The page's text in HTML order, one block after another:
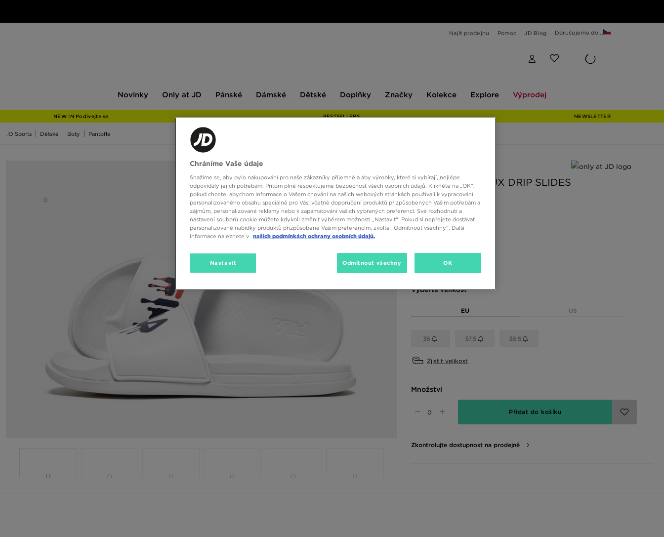
Najít prodejnu Pomoc JD Blog Doručujeme do...
Novinky
JD
Only at JD Pánské Dámské Dětské Doplňky Značky Kolekce Explore Výprodej
NEW IN Podívejte se BESTSELLERS NEWSLETTER
JD Sports Dětské Boty Pantofle
FILA DRIFTER LUX DRIP SLIDES
290 Kč
Dostupné barvy
Vyberte velikost
EU US
36 37,5 38,5
Zjistit velikost
Množství
Přidat do košíku
Zkontrolujte dostupnost na prodejně
Chráníme Vaše údaje
Snažíme se, aby bylo nakupování pro naše zákazníky příjemné a aby výrobky, které si vybírají, nejlépe
odpovídaly jejich potřebám. Přitom plně respektujeme bezpečnost všech osobních údajů. Klikněte na „OK“,
pokud chcete, abychom informace o Vašem chování na našich webových stránkách používali k vypracování
personalizovaného obsahu speciálně pro Vás, včetně doporučení produktů přizpůsobených Vašim potřebám a
zájmům, personalizované reklamy nebo k zapamatování vašich vybraných preferencí. Své rozhodnutí a
nastavení souborů cookie můžete kdykoli změnit výběrem možnosti „Nastavit“. Pokud si nepřejete dostávat
personalizované nabídky produktů přizpůsobené Vašim preferencím, zvolte „Odmítnout všechny“. Další
informace naleznete v našich podmínkách ochrany osobních údajů.
Nastavit Odmítnout všechny OK